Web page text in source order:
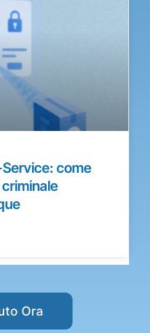
come
Ora